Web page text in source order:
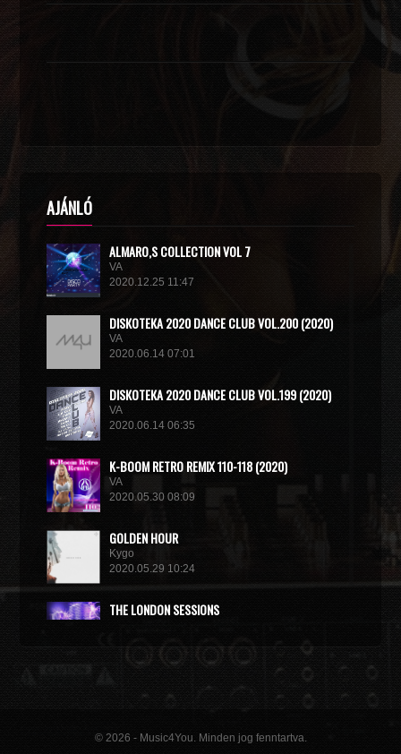
AJÁNLÓ
ALMARO,S COLLECTION VOL 7
VA
2020.12.25 11:47
DISКОТЕКА 2020 DANCE CLUB VOL.200 (2020)
VA
2020.06.14 07:01
DISКОТЕКА 2020 DANCE CLUB VOL.199 (2020)
VA
2020.06.14 06:35
K-BOOM RETRO REMIX 110-118 (2020)
VA
2020.05.30 08:09
GOLDEN HOUR
Kygo
2020.05.29 10:24
THE LONDON SESSIONS
© 2026 - Music4You. Minden jog fenntartva.